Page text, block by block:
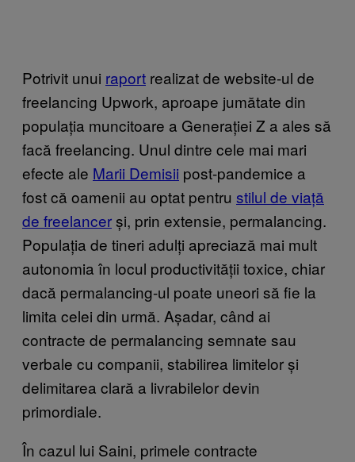
Potrivit unui raport realizat de website-ul de
freelancing Upwork, aproape jumătate din
populația muncitoare a Generației Z a ales să
facă freelancing. Unul dintre cele mai mari
efecte ale Marii Demisii post-pandemice a
fost că oamenii au optat pentru stilul de viață
de freelancerși, prin extensie, permalancing.
Populația de tineri adulți apreciază mai mult
autonomia în locul productivității toxice, chiar
dacă permalancing-ul poate uneori să fie la
limita celei din urmă. Așadar, când ai
contracte de permalancing semnate sau
verbale cu companii, stabilirea limitelor și
delimitarea clară a livrabilelor devin
primordiale.
În cazul lui Saini, primele contracte